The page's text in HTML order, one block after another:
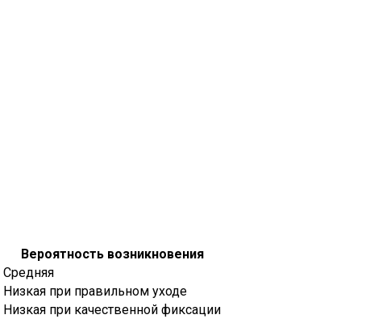
Вероятность возникновения
Средняя
Низкая при правильном уходе
Низкая при качественной фиксации